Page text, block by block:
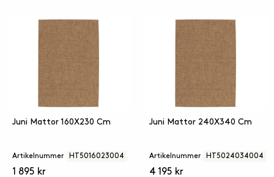
Juni Mattor 160X230 Cm
Artikelnummer HT5016023004
1 895 kr
Juni Mattor 240X340 Cm
Artikelnummer HT5024034004
4 195 kr